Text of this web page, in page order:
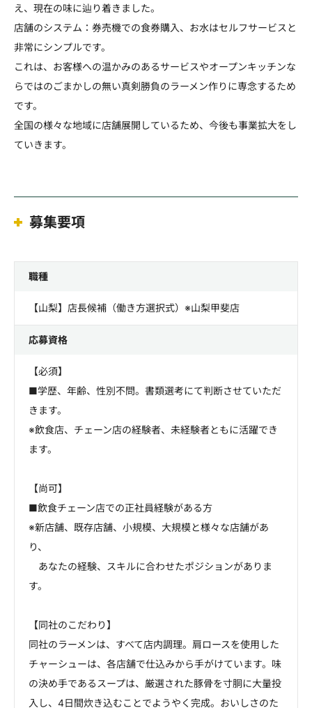
え、現在の味に辿り着きました。
店舗のシステム：券売機での食券購入、お水はセルフサービスと
非常にシンプルです。
これは、お客様への温かみのあるサービスやオープンキッチンな
らではのごまかしの無い真剣勝負のラーメン作りに専念するため
です。
全国の様々な地域に店舗展開しているため、今後も事業拡大をし
ていきます。
募集要項
職種
【山梨】店長候補（働き方選択式）※山梨甲斐店
応募資格
【必須】
■学歴、年齢、性別不問。書類選考にて判断させていただ
きます。
※飲食店、チェーン店の経験者、未経験者ともに活躍でき
ます。
【尚可】
■飲食チェーン店での正社員経験がある方
※新店舗、既存店舗、小規模、大規模と様々な店舗があ
り、
あなたの経験、スキルに合わせたポジションがありま
す。
【同社のこだわり】
同社のラーメンは、すべて店内調理。肩ロースを使用した
チャーシューは、各店舗で仕込みから手がけています。味
の決め手であるスープは、厳選された豚骨を寸胴に大量投
入し、4日間炊き込むことでようやく完成。おいしさのた